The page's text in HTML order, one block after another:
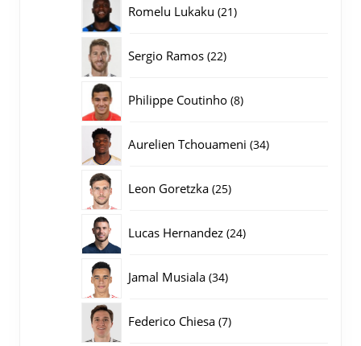
Romelu Lukaku 2121
Sergio Ramos 2222
Philippe Coutinho 88
Aurelien Tchouameni 3434
Leon Goretzka 2525
Lucas Hernandez 2424
Jamal Musiala 3434
Federico Chiesa 77